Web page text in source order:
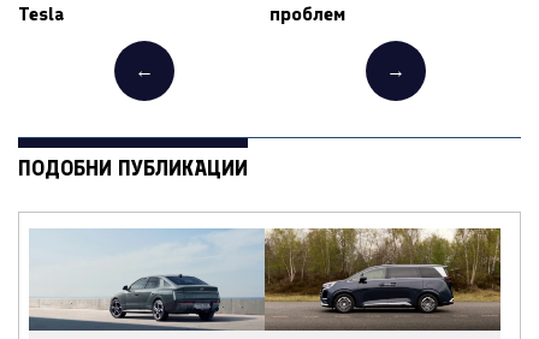
Tesla
←
проблем
→
ПОДОБНИ ПУБЛИКАЦИИ